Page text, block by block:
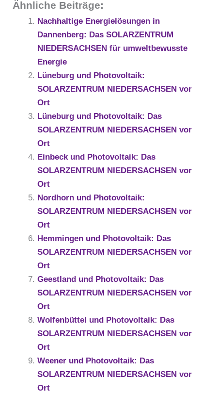
Ähnliche Beiträge:
Nachhaltige Energielösungen in
Dannenberg: Das SOLARZENTRUM
NIEDERSACHSEN für umweltbewusste
Energie
Lüneburg und Photovoltaik:
SOLARZENTRUM NIEDERSACHSEN vor
Ort
Lüneburg und Photovoltaik: Das
SOLARZENTRUM NIEDERSACHSEN vor
Ort
Einbeck und Photovoltaik: Das
SOLARZENTRUM NIEDERSACHSEN vor
Ort
Nordhorn und Photovoltaik:
SOLARZENTRUM NIEDERSACHSEN vor
Ort
Hemmingen und Photovoltaik: Das
SOLARZENTRUM NIEDERSACHSEN vor
Ort
Geestland und Photovoltaik: Das
SOLARZENTRUM NIEDERSACHSEN vor
Ort
Wolfenbüttel und Photovoltaik: Das
SOLARZENTRUM NIEDERSACHSEN vor
Ort
Weener und Photovoltaik: Das
SOLARZENTRUM NIEDERSACHSEN vor
Ort